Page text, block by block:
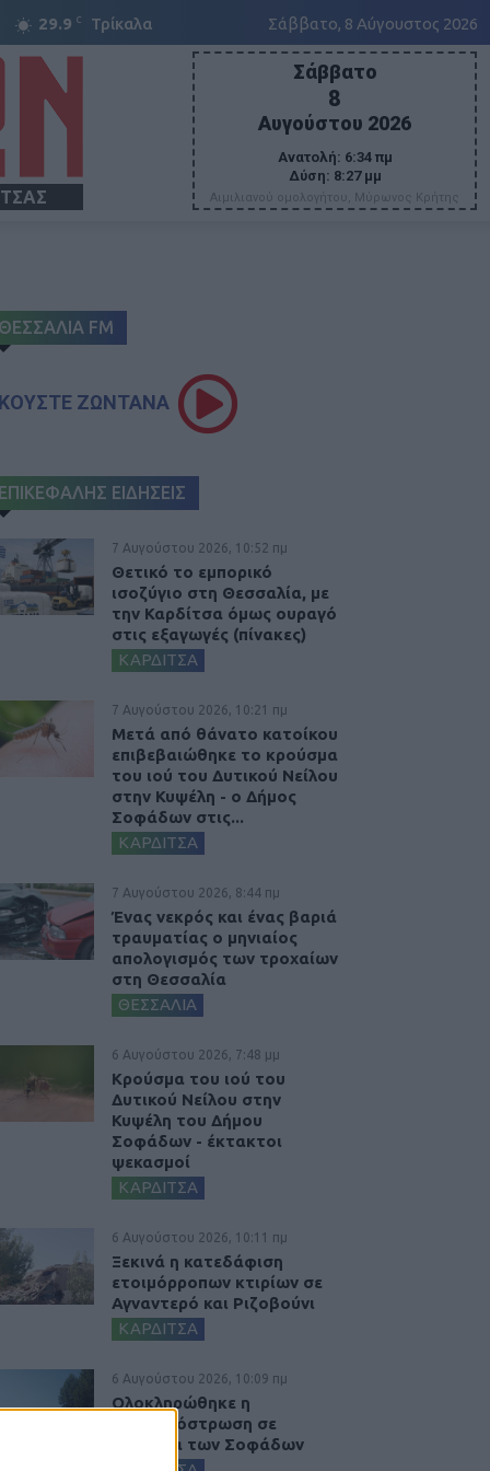
29.9 C Τρίκαλα Σάββατο, 8 Αύγουστος 2026
Σάββατο
8
Αυγούστου 2026
Ανατολή: 6:34 πμ
Δύση: 8:27 μμ
Αιμιλιανού ομολογήτου, Μύρωνος Κρήτης
ΘΕΣΣΑΛΙΑ FM
ΖΩΝΤΑΝΑ
ΕΠΙΚΕΦΑΛΗΣ ΕΙΔΗΣΕΙΣ
7 Αυγούστου 2026, 10:52 πμ
Θετικό το εμπορικό
ισοζύγιο στη Θεσσαλία, με
την Καρδίτσα όμως ουραγό
στις εξαγωγές (πίνακες)
ΚΑΡΔΙΤΣΑ
7 Αυγούστου 2026, 10:21 πμ
Μετά από θάνατο κατοίκου
επιβεβαιώθηκε το κρούσμα
του ιού του Δυτικού Νείλου
στην Κυψέλη - ο Δήμος
Σοφάδων στις...
ΚΑΡΔΙΤΣΑ
7 Αυγούστου 2026, 8:44 πμ
Ένας νεκρός και ένας βαριά
τραυματίας ο μηνιαίος
απολογισμός των τροχαίων
στη Θεσσαλία
ΘΕΣΣΑΛΙΑ
6 Αυγούστου 2026, 7:48 μμ
Κρούσμα του ιού του
Δυτικού Νείλου στην
Κυψέλη του Δήμου
Σοφάδων - έκτακτοι
ψεκασμοί
ΚΑΡΔΙΤΣΑ
6 Αυγούστου 2026, 10:11 πμ
Ξεκινά η κατεδάφιση
ετοιμόρροπων κτιρίων σε
Αγναντερό και Ριζοβούνι
ΚΑΡΔΙΤΣΑ
6 Αυγούστου 2026, 10:09 πμ
Ολοκληρώθηκε η
ασφαλτόστρωση σε
τμήματα των Σοφάδων